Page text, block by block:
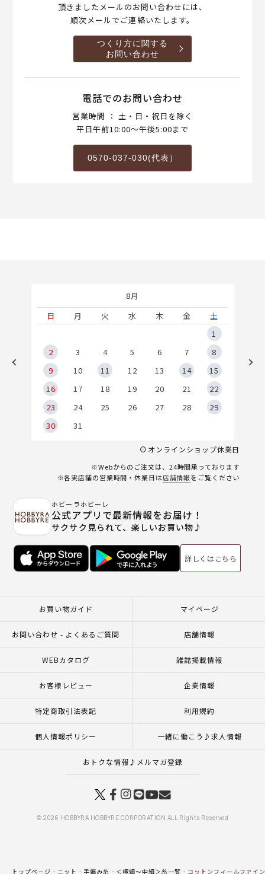
頂きましたメールのお問い合わせには、
順次メールでご連絡いたします。
つくり方に関する
お問い合わせ
電話でのお問い合わせ
営業時間 ： 土・日・祝日を除く
平日午前10:00～午後5:00まで
0570-037-030(代表）
8月
日
月 火 水 木 金
土
1
2
3 4 5 6 7
8
9
10 11 12 13 14
15
16
17 18 19 20 21
22
23
24 25 26 27 28
29
30
31
オンラインショップ休業日
※Webからのご注文は、24時間承っております
※各実店舗の営業時間・休業日は店舗情報をご覧ください
ホビーラホビーレ
公式アプリで最新情報をお届け！
サクサク見られて、楽しいお買い物♪
詳しくはこちら
お買い物ガイド マイページ
お問い合わせ - よくあるご質問 店舗情報
WEBカタログ 雑誌掲載情報
お客様レビュー 企業情報
特定商取引法表記 利用規約
個人情報ポリシー 一緒に働こう♪求人情報
おトクな情報♪メルマガ登録
© 2026 HOBBYRA HOBBYRE CORPORATION ALL Rights Reserved
トップページ ニット 手編み糸 ＜極細～中細＞糸一覧 コットンフィールファ